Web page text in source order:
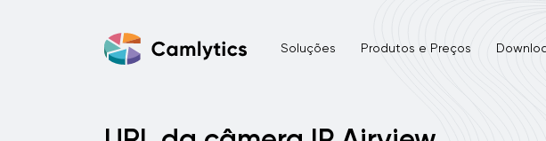
Soluções Produtos e Preços